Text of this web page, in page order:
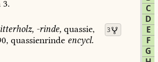
3.
3
-rinde,quassie,
, quassienrinde encycl.
C
D
E
F
G